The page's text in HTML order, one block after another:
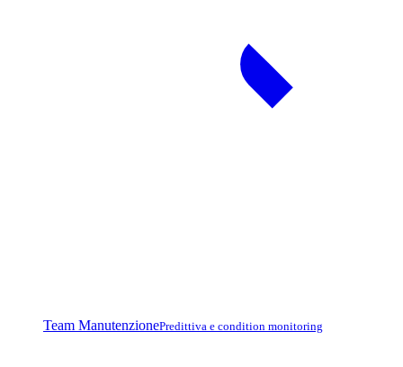
Team ManutenzionePredittiva e condition monitoring